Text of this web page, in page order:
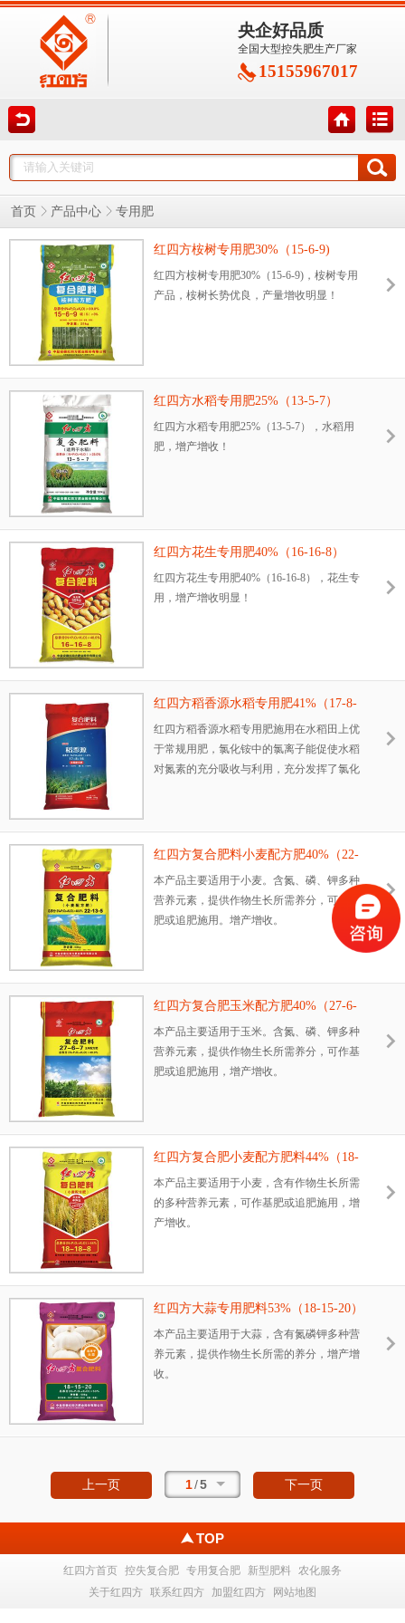
央企好品质
全国大型控失肥生产厂家
15155967017
首页 产品中心 专用肥
红四方桉树专用肥30%（15-6-9)
红四方桉树专用肥30%（15-6-9)，桉树专用
产品，桉树长势优良，产量增收明显！
红四方水稻专用肥25%（13-5-7）
红四方水稻专用肥25%（13-5-7），水稻用
肥，增产增收！
红四方花生专用肥40%（16-16-8）
红四方花生专用肥40%（16-16-8），花生专
用，增产增收明显！
红四方稻香源水稻专用肥41%（17-8-
16）（加硼）
红四方稻香源水稻专用肥施用在水稻田上优
于常规用肥，氯化铵中的氯离子能促使水稻
对氮素的充分吸收与利用，充分发挥了氯化
红四方复合肥料小麦配方肥40%（22-
13-5）
本产品主要适用于小麦。含氮、磷、钾多种
营养元素，提供作物生长所需养分，可作基
肥或追肥施用。增产增收。
红四方复合肥玉米配方肥40%（27-6-
7）
本产品主要适用于玉米。含氮、磷、钾多种
营养元素，提供作物生长所需养分，可作基
肥或追肥施用，增产增收。
红四方复合肥小麦配方肥料44%（18-
18-8）
本产品主要适用于小麦，含有作物生长所需
的多种营养元素，可作基肥或追肥施用，增
产增收。
红四方大蒜专用肥料53%（18-15-20）
本产品主要适用于大蒜，含有氮磷钾多种营
养元素，提供作物生长所需的养分，增产增
收。
上一页 1/5 下一页
TOP
红四方首页 控失复合肥 专用复合肥 新型肥料
农化服务
关于红四方
联系红四方 加盟红四方 网站地图